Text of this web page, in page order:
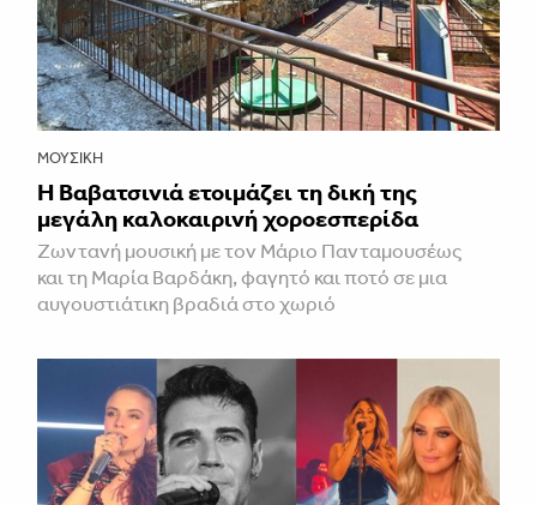
ΜΟΥΣΙΚΉ
Η Βαβατσινιά ετοιμάζει τη δική της
μεγάλη καλοκαιρινή χοροεσπερίδα
Ζωντανή μουσική με τον Μάριο Πανταμουσέως
και τη Μαρία Βαρδάκη, φαγητό και ποτό σε μια
αυγουστιάτικη βραδιά στο χωριό